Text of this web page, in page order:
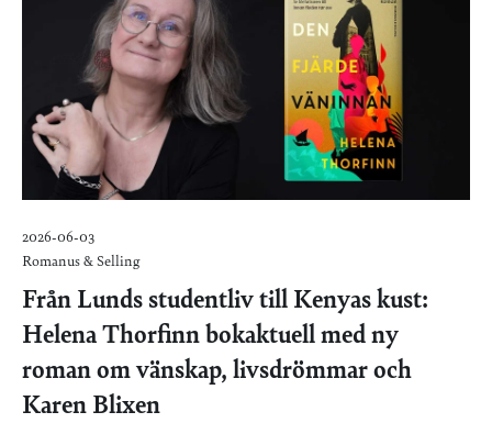
2026-06-03
Romanus & Selling
Från Lunds studentliv till Kenyas kust:
Helena Thorfinn bokaktuell med ny
roman om vänskap, livsdrömmar och
Karen Blixen